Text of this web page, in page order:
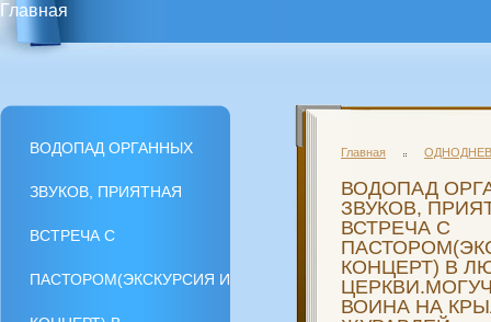
Главная
ЦЕРКВИ.МОГУЧАЯ ФИГУРА ВОИНА НА КРЫЛЬЯХ
ПОСЕЩЕНИЕ ФИРМЕННОГО МАГАЗИНА ПИВО-
ВОДОПАД ОРГАННЫХ ЗВУКОВ, ПРИЯТНАЯ
Главная
ВОДОПАД
ЗВУКОВ,
ВСТРЕЧА С
КОНЦЕРТ) В
ВОИНА НА
ВОДОПАД ОРГАННЫХ
ЗВУКОВ, ПРИЯТНАЯ
ВСТРЕЧА С
ПАСТОРОМ(ЭКСКУРСИЯ И